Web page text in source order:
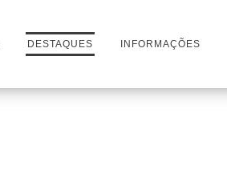
DESTAQUES INFORMAÇÕES